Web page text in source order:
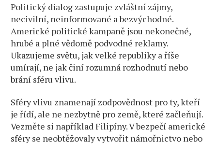
Politický dialog zastupuje zvláštní zájmy,
necivilní, neinformované a bezvýchodné.
Americké politické kampaně jsou nekonečné,
hrubé a plné vědomě podvodné reklamy.
Ukazujeme světu, jak velké republiky a říše
umírají, ne jak činí rozumná rozhodnutí nebo
brání sféru vlivu.
Sféry vlivu znamenají zodpovědnost pro ty, kteří
je řídí, ale ne nezbytně pro země, které začleňují.
Vezměte si například Filipíny. V bezpečí americké
sféry se neobtěžovaly vytvořit námořnictvo nebo